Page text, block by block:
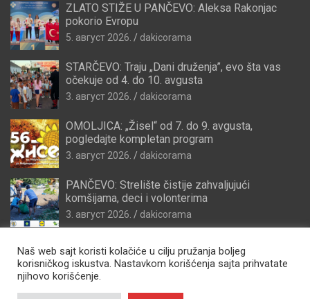
ZLATO STIŽE U PANČEVO: Aleksa Rakonjac
pokorio Evropu
5. август 2026. dakicorama
STARČEVO: Traju „Dani druženja”, evo šta vas
očekuje od 4. do 10. avgusta
3. август 2026. dakicorama
OMOLJICA: „Žisel“ od 7. do 9. avgusta,
pogledajte kompletan program
3. август 2026. dakicorama
PANČEVO: Strelište čistije zahvaljujući
komšijama, deci i volonterima
3. август 2026. dakicorama
Naš web sajt koristi kolačiće u cilju pružanja boljeg
korisničkog iskustva. Nastavkom korišćenja sajta prihvatate
njihovo korišćenje.